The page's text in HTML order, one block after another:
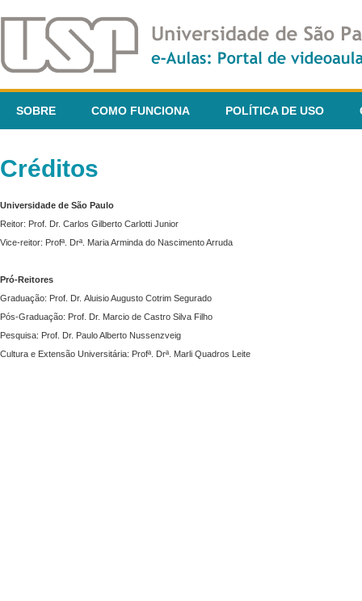
SOBRE COMO FUNCIONA POLÍTICA DE USO
Créditos
Universidade de São Paulo
Reitor: Prof. Dr. Carlos Gilberto Carlotti Junior
Vice-reitor: Profª. Drª. Maria Arminda do Nascimento Arruda
Pró-Reitores
Graduação: Prof. Dr. Aluisio Augusto Cotrim Segurado
Pós-Graduação: Prof. Dr. Marcio de Castro Silva Filho
Pesquisa: Prof. Dr. Paulo Alberto Nussenzveig
Cultura e Extensão Universitária: Profª. Drª. Marli Quadros Leite